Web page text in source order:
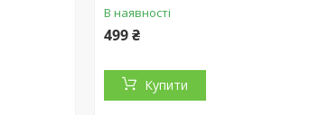
В наявності
499 ₴
Купити